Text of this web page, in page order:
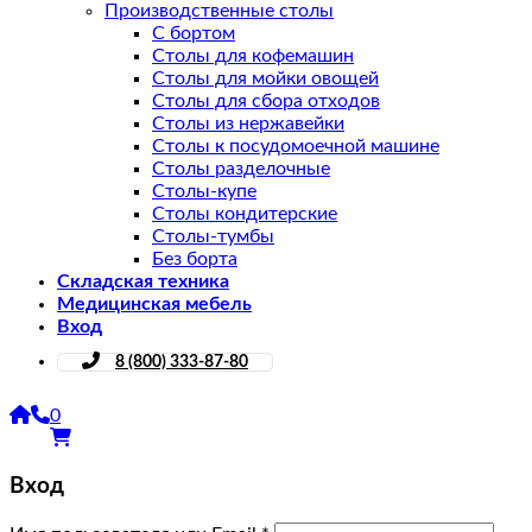
Производственные столы
С бортом
Столы для кофемашин
Столы для мойки овощей
Столы для сбора отходов
Столы из нержавейки
Столы к посудомоечной машине
Столы разделочные
Столы-купе
Столы кондитерские
Столы-тумбы
Без борта
Складская техника
Медицинская мебель
Вход
8 (800) 333-87-80
0
Вход